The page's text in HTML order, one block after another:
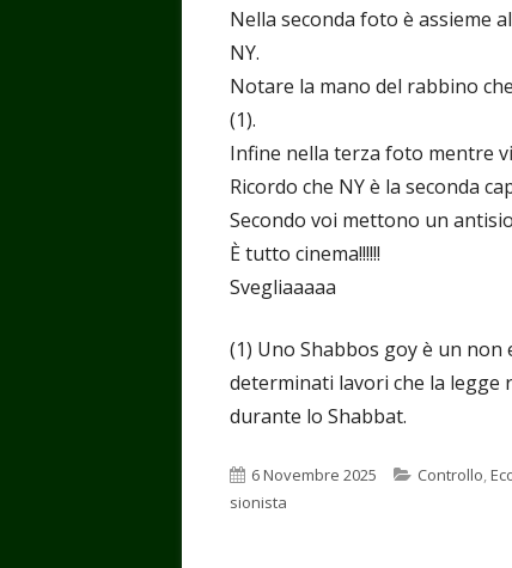
Nella seconda foto è assieme
NY.
Notare la mano del rabbino
(1).
Infine nella terza foto mentre
Ricordo che NY è la seconda
Secondo voi mettono un
È tutto cinema!!!!!!
Svegliaaaaa
(1) Uno Shabbos goy è un
determinati lavori che la legge
durante lo Shabbat.
Pubblicato
6 Novembre 2025 Categorie
Controllo
sionista